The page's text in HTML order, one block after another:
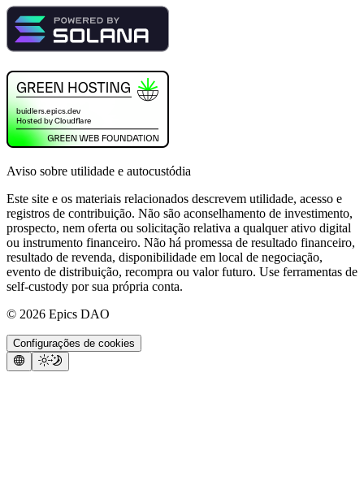
Aviso sobre utilidade e autocustódia
Este site e os materiais relacionados descrevem utilidade, acesso e
registros de contribuição. Não são aconselhamento de investimento,
prospecto, nem oferta ou solicitação relativa a qualquer ativo digital
ou instrumento financeiro. Não há promessa de resultado financeiro,
resultado de revenda, disponibilidade em local de negociação,
evento de distribuição, recompra ou valor futuro. Use ferramentas de
self-custody por sua própria conta.
© 2026 Epics DAO
Configurações de cookies